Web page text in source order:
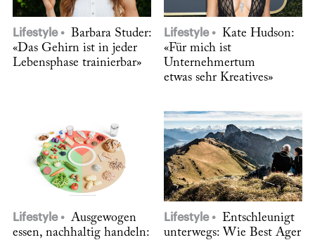
Lifestyle
Barbara Studer:
«Das Gehirn ist in jeder
Lebensphase trainierbar»
Lifestyle
Kate Hudson:
«Für mich ist
Unternehmertum
etwas sehr Kreatives»
Lifestyle
Ausgewogen
essen, nachhaltig handeln:
Lifestyle
Entschleunigt
unterwegs: Wie Best Ager